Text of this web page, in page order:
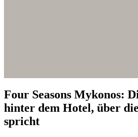
Four Seasons Mykonos:
hinter dem Hotel, über
spricht